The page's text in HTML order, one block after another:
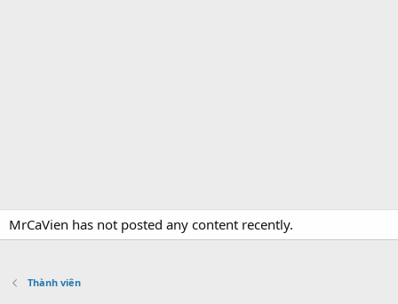
MrCaVien has not posted any content recently.
Thành viên